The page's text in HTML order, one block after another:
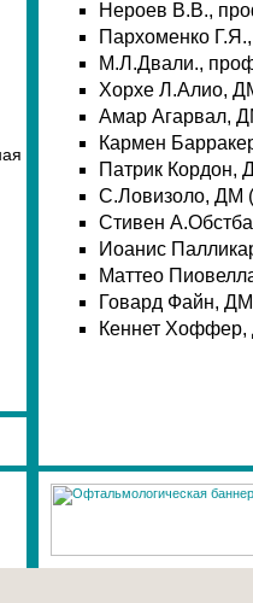
Нероев В.В.,
Пархоменко
М.Л.Двали.,
Хорхе Л.Алио,
Амар Агарвал,
Кармен
Патрик Кордон,
С.Ловизоло, ДМ
Стивен
Иоанис
Маттео
Говард Файн,
Кеннет